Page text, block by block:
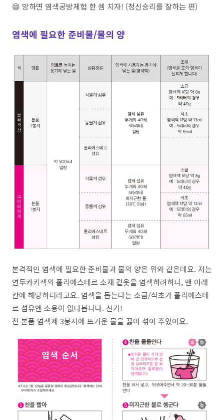
😄 망하면 염색공방체험 한 셈 치자! (정신승리를 잘하는 편)
염색에 필요한 준비물/물의 양
본격적인 염색에 필요한 준비물과 물의 양은 위와 같은데요. 저는
연두카키색의 폴리에스테르 소재 겉옷을 염색하려하니, 맨 아래
칸에 해당하더라고요. 염색을 돕는다는 소금/식초가 폴리에스테
르 섬유엔 소용이 없나봅니다. 신기!
전 본품 염색제 3봉지에 뜨거운 물을 끓여 섞어 주었어요.